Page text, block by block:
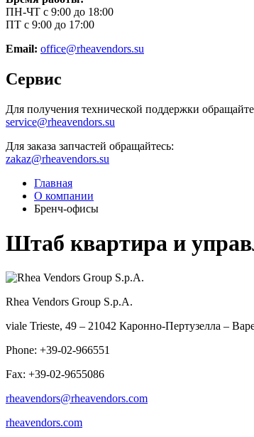
ПН-ЧТ с 9:00 до 18:00
ПТ с 9:00 до 17:00
Email: office@rheavendors.su
Сервис
Для получения технической поддержки
service@rheavendors.su
Для заказа запчастей обращайтесь:
zakaz@rheavendors.su
Главная
О компании
Бренч-офисы
Штаб квартира и
Rhea Vendors Group S.p.A.
viale Trieste, 49 – 21042 Каронно-Пертузелла –
Phone: +39-02-966551
Fax: +39-02-9655086
rheavendors@rheavendors.com
rheavendors.com